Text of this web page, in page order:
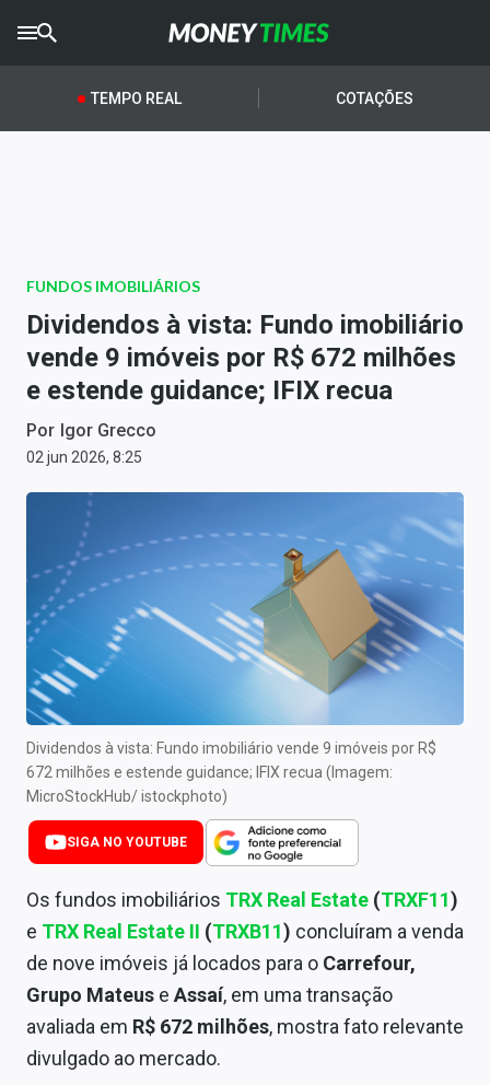
CRYPTOTIMES
AGROTIMES
Newsletters
Money Trader
Anuncie
Últimas Notícias
Newsletters
Cotações
Comprar ou vender?
Carteiras Recomendadas
Central de Dividendos
Central de Fundos Imobiliários
Central dos IPOs
Renda Fixa
Finanças Pessoais
Mercados
Economia
Empresas
TEMPO REAL COTAÇÕES
FUNDOS IMOBILIÁRIOS
Dividendos à vista: Fundo imobiliário
vende 9 imóveis por R$ 672 milhões
e estende guidance; IFIX recua
Por Igor Grecco
02 jun 2026, 8:25
Dividendos à vista: Fundo imobiliário vende 9 imóveis por R$
672 milhões e estende guidance; IFIX recua (Imagem:
MicroStockHub/ istockphoto)
SIGA NO YOUTUBE
Os fundos imobiliários TRX Real Estate (TRXF11)
e TRX Real Estate II (TRXB11) concluíram a venda
de nove imóveis já locados para o Carrefour,
Grupo Mateus e Assaí, em uma transação
avaliada em R$ 672 milhões, mostra fato relevante
divulgado ao mercado.